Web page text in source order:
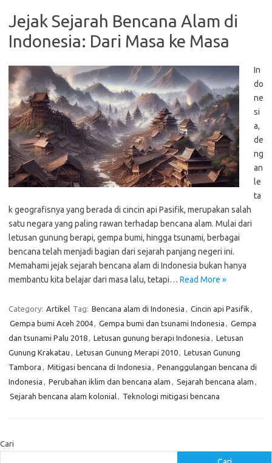
Jejak Sejarah Bencana Alam di
Indonesia: Dari Masa ke Masa
In
do
ne
si
a,
de
ng
an
le
ta
k geografisnya yang berada di cincin api Pasifik, merupakan salah
satu negara yang paling rawan terhadap bencana alam. Mulai dari
letusan gunung berapi, gempa bumi, hingga tsunami, berbagai
bencana telah menjadi bagian dari sejarah panjang negeri ini.
Memahami jejak sejarah bencana alam di Indonesia bukan hanya
membantu kita belajar dari masa lalu, tetapi… Read More »
Category: Artikel Tag: Bencana alam di Indonesia , Cincin api Pasifik ,
Gempa bumi Aceh 2004, Gempa bumi dan tsunami Indonesia , Gempa
dan tsunami Palu 2018, Letusan gunung berapi Indonesia , Letusan
Gunung Krakatau , Letusan Gunung Merapi 2010, Letusan Gunung
Tambora , Mitigasi bencana di Indonesia , Penanggulangan bencana di
Indonesia , Perubahan iklim dan bencana alam , Sejarah bencana alam ,
Sejarah bencana alam kolonial, Teknologi mitigasi bencana
Cari